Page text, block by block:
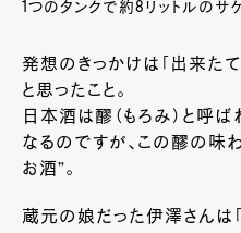
1つのタンクで約8リットルのサ
発想のきっかけは「出来た
と思ったこと。
日本酒は醪（もろみ）と呼
なるのですが、この醪の味
お酒”。
蔵元の娘だった伊澤さんは